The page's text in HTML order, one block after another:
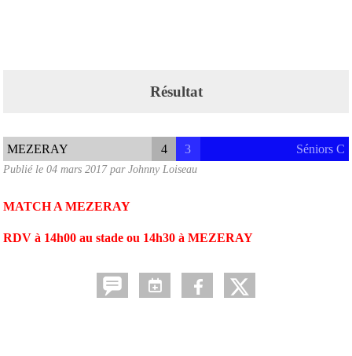
Résultat
MEZERAY 4 3 Séniors C
Publié le 04 mars 2017parJohnny Loiseau
MATCH A MEZERAY
RDV à 14h00 au stade ou 14h30 à MEZERAY